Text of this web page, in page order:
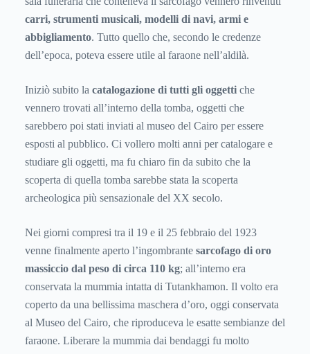
carri, strumenti musicali, modelli di navi, armi e
abbigliamento. Tutto quello che, secondo le credenze
dell’epoca, poteva essere utile al faraone nell’aldilà.
Iniziò subito la catalogazione di tutti gli oggetti che
vennero trovati all’interno della tomba, oggetti che
sarebbero poi stati inviati al museo del Cairo per essere
esposti al pubblico. Ci vollero molti anni per catalogare e
studiare gli oggetti, ma fu chiaro fin da subito che la
scoperta di quella tomba sarebbe stata la scoperta
archeologica più sensazionale del XX secolo.
Nei giorni compresi tra il 19 e il 25 febbraio del 1923
venne finalmente aperto l’ingombrante sarcofago di oro
massiccio dal peso di circa 110 kg; all’interno era
conservata la mummia intatta di Tutankhamon. Il volto era
coperto da una bellissima maschera d’oro, oggi conservata
al Museo del Cairo, che riproduceva le esatte sembianze del
faraone. Liberare la mummia dai bendaggi fu molto